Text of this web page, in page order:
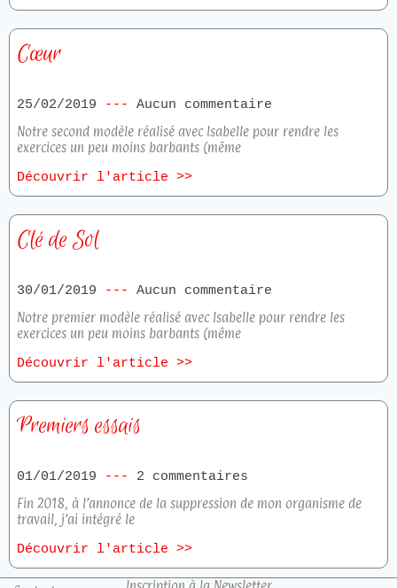
Cœur
25/02/2019
Aucun commentaire
Notre second modèle réalisé avec Isabelle pour rendre les
exercices un peu moins barbants (même
Découvrir l'article >>
Clé de Sol
30/01/2019
Aucun commentaire
Notre premier modèle réalisé avec Isabelle pour rendre les
exercices un peu moins barbants (même
Découvrir l'article >>
Premiers essais
01/01/2019
2 commentaires
Fin 2018, à l’annonce de la suppression de mon organisme de
travail, j’ai intégré le
Découvrir l'article >>